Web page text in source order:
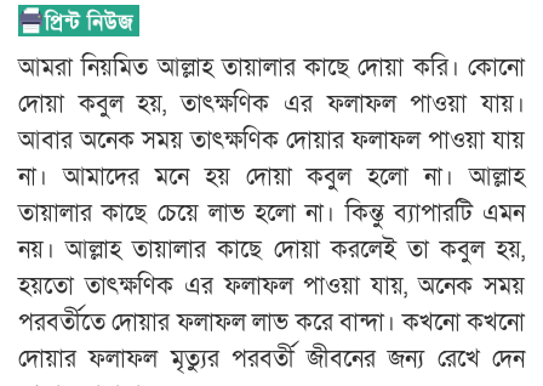
আমরা নিয়মিত আল্লাহ তায়ালার কাছে দোয়া করি। কোনো
দোয়া কবুল হয়, তাৎক্ষণিক এর ফলাফল পাওয়া যায়।
আবার অনেক সময় তাৎক্ষণিক দোয়ার ফলাফল পাওয়া যায়
না। আমাদের মনে হয় দোয়া কবুল হলো না। আল্লাহ
তায়ালার কাছে চেয়ে লাভ হলো না। কিন্তু ব্যাপারটি এমন
নয়। আল্লাহ তায়ালার কাছে দোয়া করলেই তা কবুল হয়,
হয়তো তাৎক্ষণিক এর ফলাফল পাওয়া যায়, অনেক সময়
পরবর্তীতে দোয়ার ফলাফল লাভ করে বান্দা। কখনো কখনো
দোয়ার ফলাফল মৃত্যুর পরবর্তী জীবনের জন্য রেখে দেন